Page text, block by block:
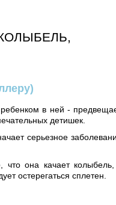
в ней -
детишек.
серьезное
она качает
остерегаться сплетен.